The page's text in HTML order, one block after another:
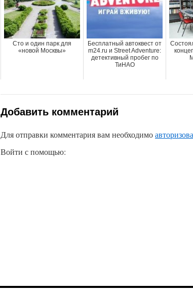
Сто и один парк для
«новой Москвы»
Бесплатный автоквест от
m24.ru и Street Adventure:
детективный пробег по
ТиНАО
Добавить комментарий
Для отправки комментария вам необходимо
Войти с помощью: